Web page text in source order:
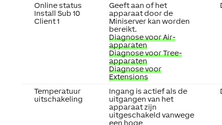
Online status
Install Sub 10
Client 1
Geeft aan of het
apparaat door de
Miniserver kan worden
bereikt.
Diagnose voor Air-
apparaten
Diagnose voor Tree-
apparaten
Diagnose voor
Extensions
Temperatuur
uitschakeling
Ingang is actief als de
uitgangen van het
apparaat zijn
uitgeschakeld vanwege
een hoge